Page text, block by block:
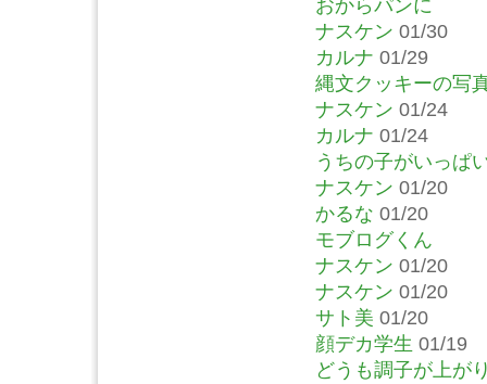
おからパンに
ナスケン 01/30
カルナ 01/29
縄文クッキーの写
ナスケン 01/24
カルナ 01/24
うちの子がいっぱ
ナスケン 01/20
かるな 01/20
モブログくん
ナスケン 01/20
ナスケン 01/20
サト美 01/20
顔デカ学生 01/19
どうも調子が上が